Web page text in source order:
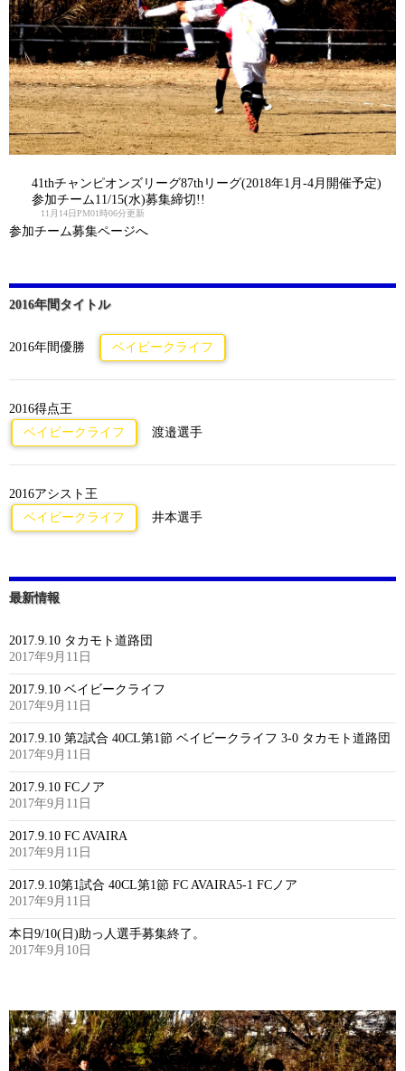
41thチャンピオンズリーグ87thリーグ(2018年1月-4月開催予定)
参加チーム11/15(水)募集締切!!
11月14日PM01時06分更新
参加チーム募集ページへ
2016年間タイトル
2016年間優勝 ベイビークライフ
2016得点王
ベイビークライフ
渡邉選手
2016アシスト王
ベイビークライフ
井本選手
最新情報
2017.9.10 タカモト道路団
2017年9月11日
2017.9.10 ベイビークライフ
2017年9月11日
2017.9.10 第2試合 40CL第1節 ベイビークライフ 3-0 タカモト道路団
2017年9月11日
2017.9.10 FCノア
2017年9月11日
2017.9.10 FC AVAIRA
2017年9月11日
2017.9.10第1試合 40CL第1節 FC AVAIRA5-1 FCノア
2017年9月11日
本日9/10(日)助っ人選手募集終了。
2017年9月10日